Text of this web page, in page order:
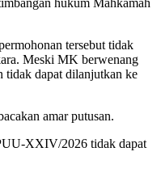
tersebut tidak
Meski MK berwenang
tidak dapat dilanjutkan ke
amar putusan.
XXIV/2026 tidak dapat